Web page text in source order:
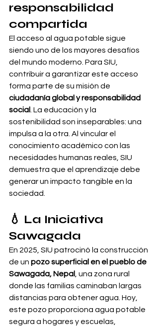
responsabilidad
compartida
El acceso al agua potable sigue
siendo uno de los mayores desafíos
del mundo moderno. Para SIU,
contribuir a garantizar este acceso
forma parte de su misión de
ciudadanía global y responsabilidad
social . La educación y la
sostenibilidad son inseparables: una
impulsa a la otra. Al vincular el
conocimiento académico con las
necesidades humanas reales, SIU
demuestra que el aprendizaje debe
generar un impacto tangible en la
sociedad.
💧 La Iniciativa
Sawagada
En 2025, SIU patrocinó la construcción
de un pozo superficial en el pueblo de
Sawagada, Nepal
, una zona rural
donde las familias caminaban largas
distancias para obtener agua. Hoy,
este pozo proporciona agua potable
segura a hogares y escuelas,